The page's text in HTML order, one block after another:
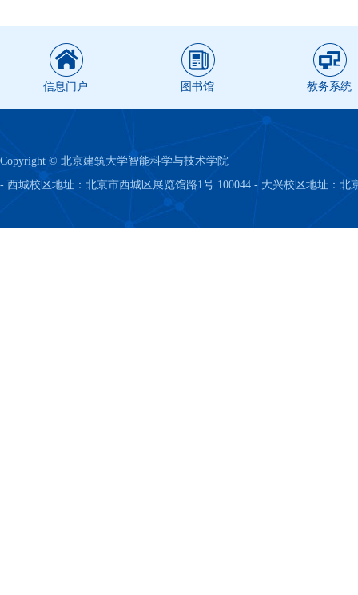
信息门户 图书馆 教务系统
Copyright © 北京建筑大学智能科学与技术学院
- 西城校区地址：北京市西城区展览馆路1号 100044 - 大兴校区地址：北